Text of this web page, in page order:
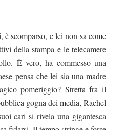
scomparso, e lei non sa come
della stampa e le telecamere
È vero, ha commesso una
pensa che lei sia una madre
pomeriggio? Stretta fra il
gogna dei media, Rachel
cari si rivela una gigantesca